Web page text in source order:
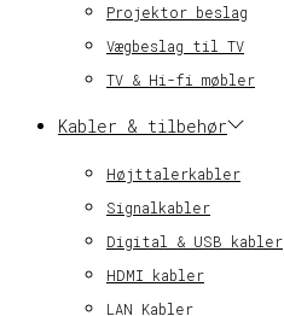
Projektor beslag
Vægbeslag til TV
TV & Hi-fi møbler
Kabler & tilbehør
Højttalerkabler
Signalkabler
Digital & USB kabler
HDMI kabler
LAN Kabler